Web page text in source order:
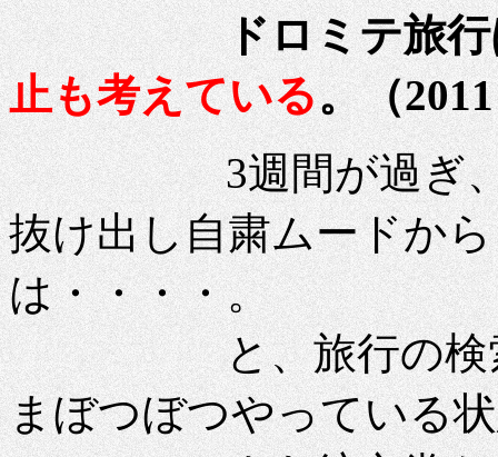
ドロミテ旅行は6
止も考えている。（
3週間が過ぎ、4月
抜け出し自粛ムードか
は・・・・。
と、旅行の検索も
まぼつぼつやっている